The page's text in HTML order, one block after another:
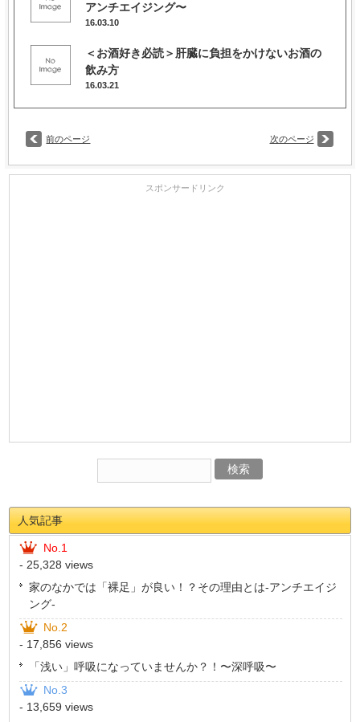
アンチエイジング〜
16.03.10
＜お酒好き必読＞肝臓に負担をかけないお酒の
飲み方
16.03.21
前のページ 次のページ
スポンサードリンク
人気記事
No.1
- 25,328 views
家のなかでは「裸足」が良い！？その理由とは-アンチエイジ
ング-
No.2
- 17,856 views
「浅い」呼吸になっていませんか？！〜深呼吸〜
No.3
- 13,659 views